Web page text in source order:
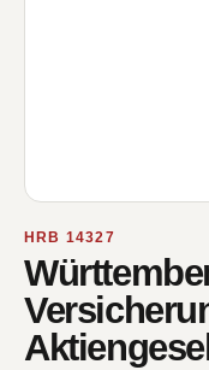
HRB 14327